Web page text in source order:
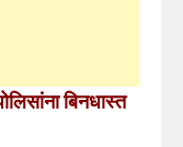
बिनधास्त